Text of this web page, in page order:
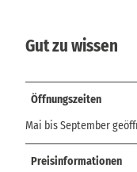
Gut zu wissen
Öffnungszeiten
Mai bis September
Preisinformationen